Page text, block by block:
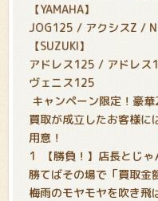
【YAMAHA】
JOG125 / アクシスZ /
【SUZUKI】
アドレス125 / アドレス
ヴェニス125
キャンペーン限定！豪
買取が成立したお客様に
用意！
1 【勝負！】店長とじゃ
勝てばその場で「買取金
梅雨のモヤモヤを吹き飛